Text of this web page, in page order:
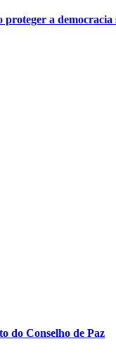
a democracia
do Conselho de Paz